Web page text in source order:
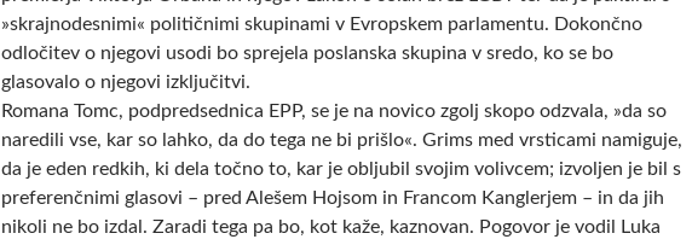
»skrajnodesnimi« političnimi skupinami v Evropskem parlamentu. Dokončno
odločitev o njegovi usodi bo sprejela poslanska skupina v sredo, ko se bo
glasovalo o njegovi izključitvi.
Romana Tomc, podpredsednica EPP, se je na novico zgolj skopo odzvala, »da so
naredili vse, kar so lahko, da do tega ne bi prišlo«. Grims med vrsticami namiguje,
da je eden redkih, ki dela točno to, kar je obljubil svojim volivcem; izvoljen je bil s
preferenčnimi glasovi – pred Alešem Hojsom in Francom Kanglerjem – in da jih
nikoli ne bo izdal. Zaradi tega pa bo, kot kaže, kaznovan. Pogovor je vodil Luka